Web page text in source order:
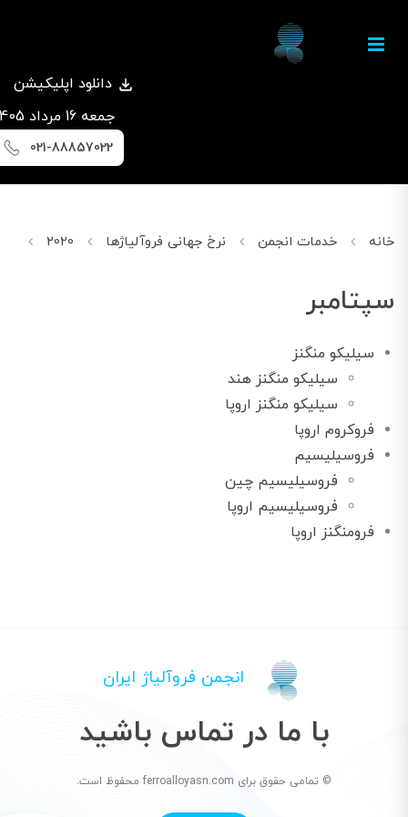
دانلود اپلیکیشن
جمعه 16 مرداد 1405
021-88857022
خانه خدمات انجمن نرخ جهانی فروآلیاژها 2020
سپتامبر
سیلیکو منگنز
سیلیکو منگنز هند
سیلیکو منگنز اروپا
فروکروم اروپا
فروسیلیسیم
فروسیلیسیم چین
فروسیلیسیم اروپا
فرومنگنز اروپا
انجمن فروآلیاژ ایران
با ما در تماس باشید
© تمامی حقوق برای ferroalloyasn.com محفوظ است.